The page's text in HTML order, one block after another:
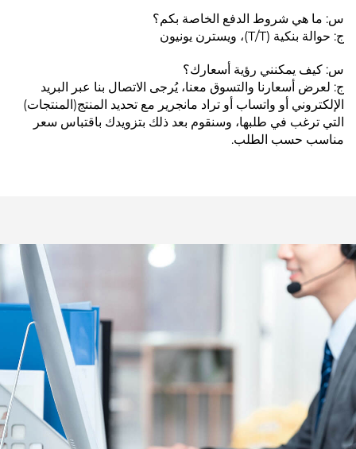
س: ما هي شروط الدفع الخاصة بكم؟
ج: حوالة بنكية (T/T)، ويسترن يونيون
س: كيف يمكنني رؤية أسعارك؟
ج: لعرض أسعارنا والتسوق معنا، يُرجى الاتصال بنا عبر البريد
الإلكتروني أو واتساب أو تراد مانجرير مع تحديد المنتج(المنتجات)
التي ترغب في طلبها، وسنقوم بعد ذلك بتزويدك باقتباس سعر
مناسب حسب الطلب.